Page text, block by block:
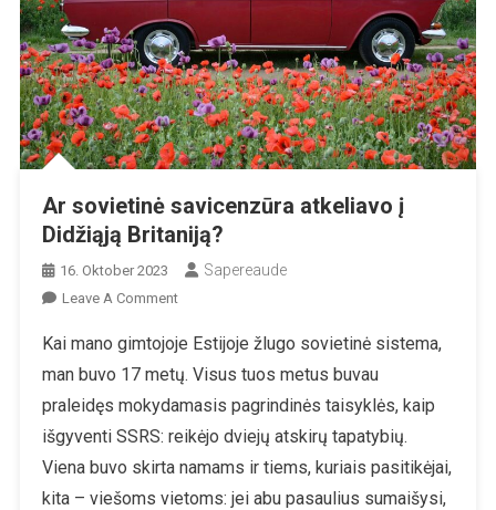
Ar sovietinė savicenzūra atkeliavo į
Didžiąją Britaniją?
16. Oktober 2023 Sapereaude
Leave A CommentOn
Sovietinė
Savicenzūra
Atkeliavo
Didžiąją
Britaniją?
Kai mano gimtojoje Estijoje žlugo sovietinė sistema,
man buvo 17 metų. Visus tuos metus buvau
praleidęs mokydamasis pagrindinės taisyklės, kaip
išgyventi SSRS: reikėjo dviejų atskirų tapatybių.
Viena buvo skirta namams ir tiems, kuriais pasitikėjai,
kita – viešoms vietoms: jei abu pasaulius sumaišysi,